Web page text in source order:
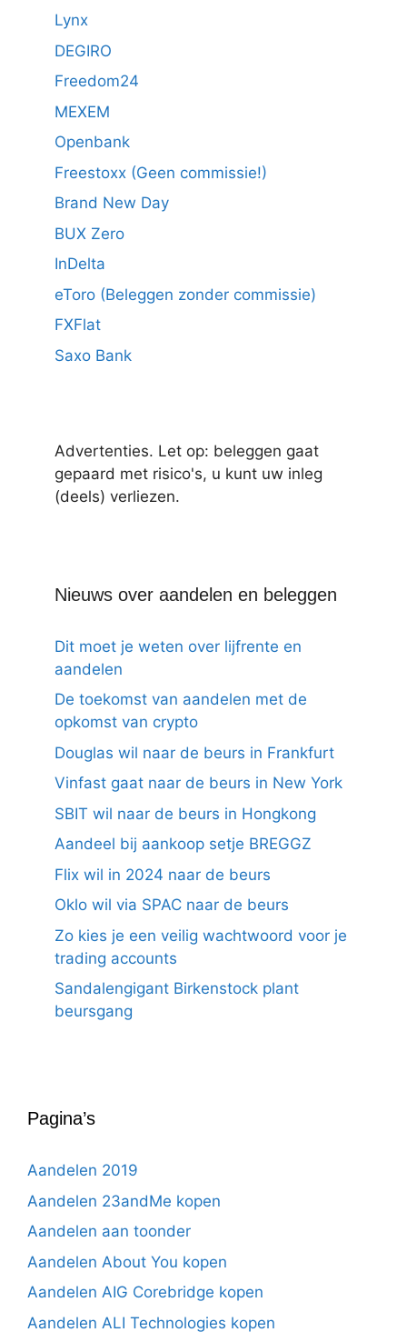
Lynx
DEGIRO
Freedom24
MEXEM
Openbank
Freestoxx (Geen commissie!)
Brand New Day
BUX Zero
InDelta
eToro (Beleggen zonder commissie)
FXFlat
Saxo Bank
Advertenties. Let op: beleggen gaat
gepaard met risico's, u kunt uw inleg
(deels) verliezen.
Nieuws over aandelen en beleggen
Dit moet je weten over lijfrente en
aandelen
De toekomst van aandelen met de
opkomst van crypto
Douglas wil naar de beurs in Frankfurt
Vinfast gaat naar de beurs in New York
SBIT wil naar de beurs in Hongkong
Aandeel bij aankoop setje BREGGZ
Flix wil in 2024 naar de beurs
Oklo wil via SPAC naar de beurs
Zo kies je een veilig wachtwoord voor je
trading accounts
Sandalengigant Birkenstock plant
beursgang
Pagina’s
Aandelen 2019
Aandelen 23andMe kopen
Aandelen aan toonder
Aandelen About You kopen
Aandelen AIG Corebridge kopen
Aandelen ALI Technologies kopen